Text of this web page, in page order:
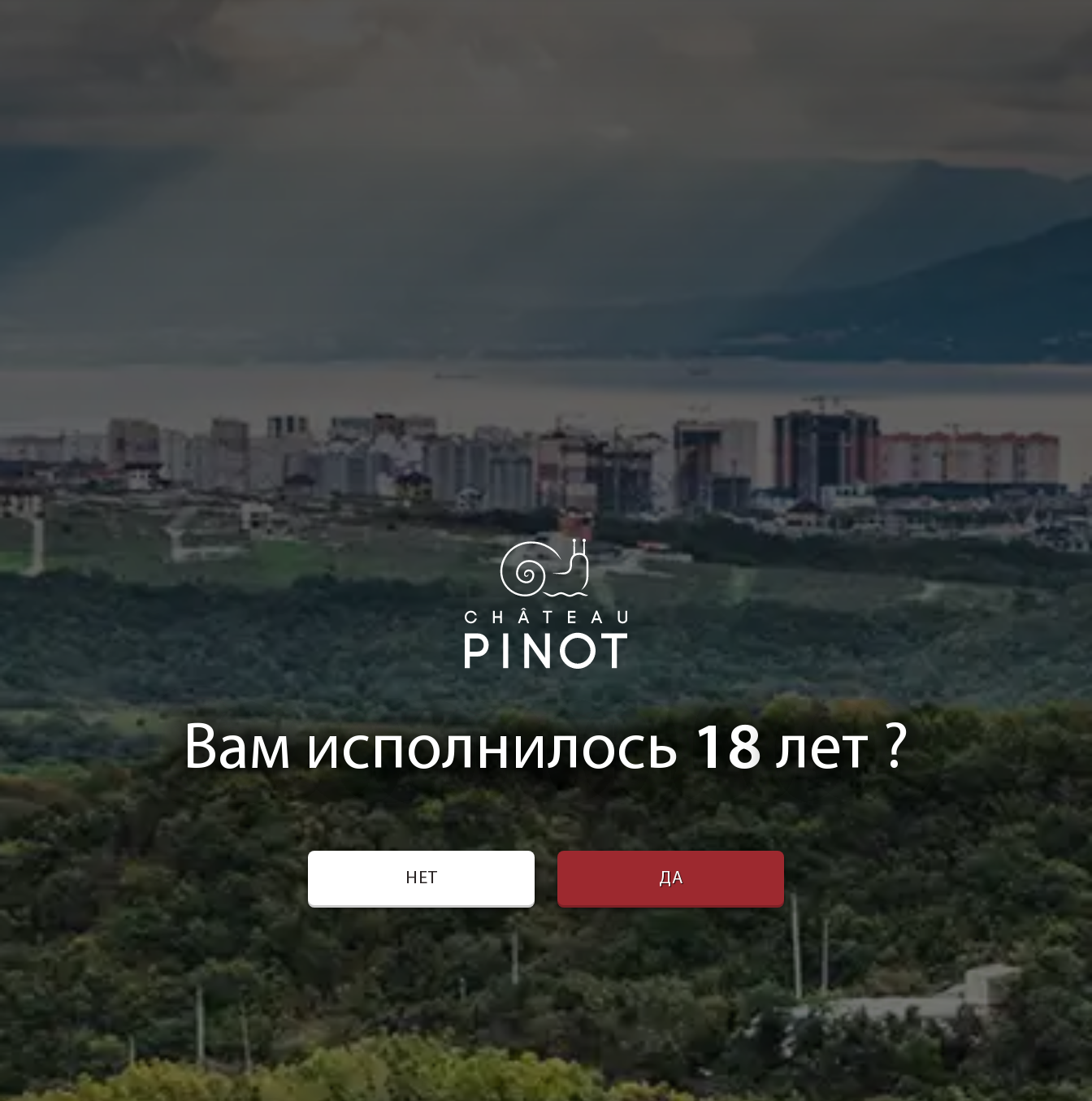
Вам исполнилось 18лет ?
НЕТ ДА